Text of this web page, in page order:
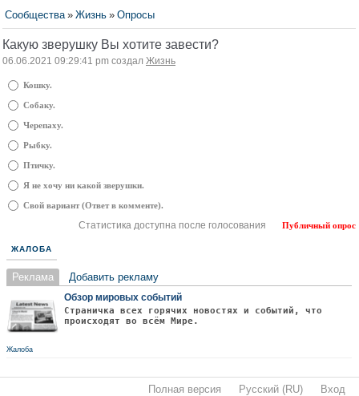
Сообщества » Жизнь » Опросы
Какую зверушку Вы хотите завести?
06.06.2021 09:29:41 pm создал Жизнь
Кошку.
Собаку.
Черепаху.
Рыбку.
Птичку.
Я не хочу ни какой зверушки.
Свой вариант (Ответ в комменте).
Статистика доступна после голосования Публичный опрос
ЖАЛОБА
Реклама Добавить рекламу
Обзор мировых событий
Страничка всех горячих новостях и событий, что
происходят во всём Мире.
Жалоба
Полная версия Русский (RU) Вход